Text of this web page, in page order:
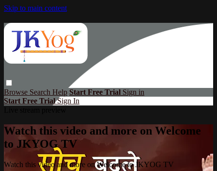
Skip to main content
Browse Search Help Start Free Trial Sign in
Start Free TrialSign In
Watch this video and more on Welcome
to JKYOG TV
Watch this video and more on Welcome to JKYOG TV